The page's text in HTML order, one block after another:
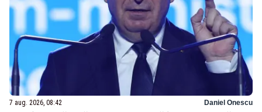
7 aug. 2026, 08:42 Daniel Onescu